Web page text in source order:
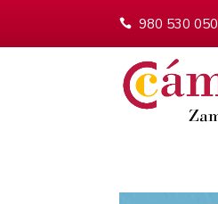
980 530 050